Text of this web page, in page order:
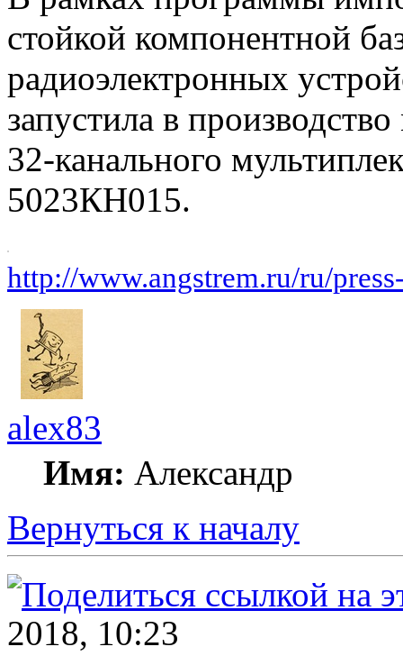
стойкой компонентной
радиоэлектронных
запустила в
32-канального
5023КН015.
http://www.angstrem.ru/ru/
alex83
Имя: Александр
Вернуться к началу
2018, 10:23